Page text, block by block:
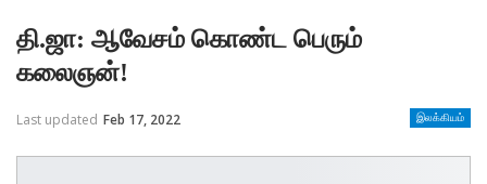
தி.ஜா: ஆவேசம் கொண்ட பெரும்
கலைஞன்!
இலக்கியம்
Last updated Feb 17, 2022